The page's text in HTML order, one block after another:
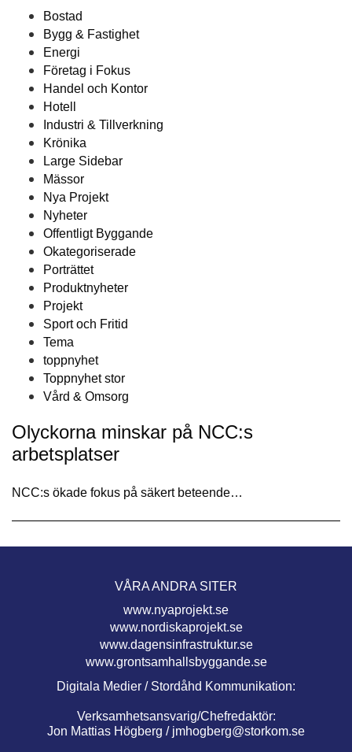
Bostad
Bygg & Fastighet
Energi
Företag i Fokus
Handel och Kontor
Hotell
Industri & Tillverkning
Krönika
Large Sidebar
Mässor
Nya Projekt
Nyheter
Offentligt Byggande
Okategoriserade
Porträttet
Produktnyheter
Projekt
Sport och Fritid
Tema
toppnyhet
Toppnyhet stor
Vård & Omsorg
Olyckorna minskar på NCC:s
arbetsplatser
NCC:s ökade fokus på säkert beteende…
VÅRA ANDRA SITER
www.nyaprojekt.se
www.nordiskaprojekt.se
www.dagensinfrastruktur.se
www.grontsamhallsbyggande.se
Digitala Medier / Stordåhd Kommunikation:
Verksamhetsansvarig/Chefredaktör:
Jon Mattias Högberg / jmhogberg@storkom.se